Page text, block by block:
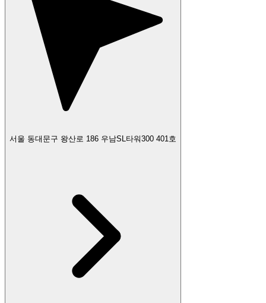
서울 동대문구 왕산로 186 우남SL타워300 401호